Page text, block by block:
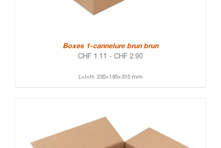
Boxes 1-cannelure brun brun
CHF 1.11 - CHF 2.90
L×l×H: 235×195×315 mm